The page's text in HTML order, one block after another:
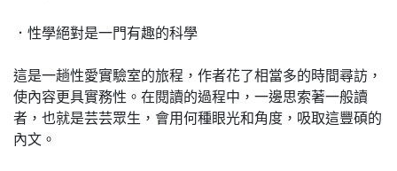
．性學絕對是一門有趣的科學
這是一趟性愛實驗室的旅程，作者花了相當多的時間尋訪，
使內容更具實務性。在閱讀的過程中，一邊思索著一般讀
者，也就是芸芸眾生，會用何種眼光和角度，吸取這豐碩的
內文。